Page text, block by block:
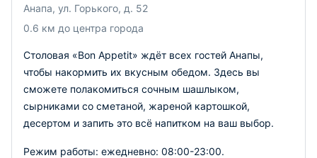
Анапа, ул. Горького, д. 52
0.6 км до центра города
Столовая «Bon Appetit» ждёт всех гостей Анапы,
чтобы накормить их вкусным обедом. Здесь вы
сможете полакомиться сочным шашлыком,
сырниками со сметаной, жареной картошкой,
десертом и запить это всё напитком на ваш выбор.
Режим работы: ежедневно: 08:00-23:00.